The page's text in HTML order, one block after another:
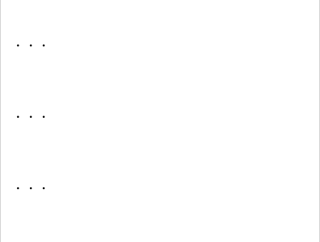
・・・
・・・
・・・